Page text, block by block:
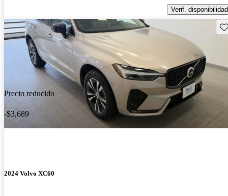
Verif. disponibilidad
Precio reducido
-$3,689
2024 Volvo XC60